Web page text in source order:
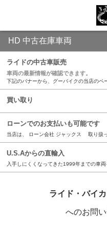
HD 中古在庫車両
ライドの中古車販売
車両の最新情報が確認できます。
買い取り
ローンでのお支払いも可能です
当店は、 ローン会社 ジャックス 取り扱っ
U.S.Aからの直輸入
ライド・バイ
へのお問